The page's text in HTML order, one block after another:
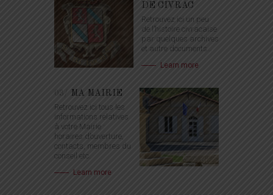
DE CIVRAC
Retrouvez ici un peu
de l’histoire civracaise
par quelques archives
et autre documents…
Learn more
03/ MA MAIRIE
Retrouvez ici tous les
informations relatives
à votre Mairie :
horaires d’ouverture,
contacts, membres du
conseil etc.
Learn more